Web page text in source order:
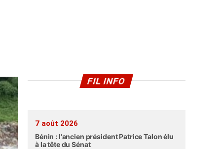
FIL INFO
7 août 2026
Bénin : l'ancien président Patrice Talon élu
à la tête du Sénat